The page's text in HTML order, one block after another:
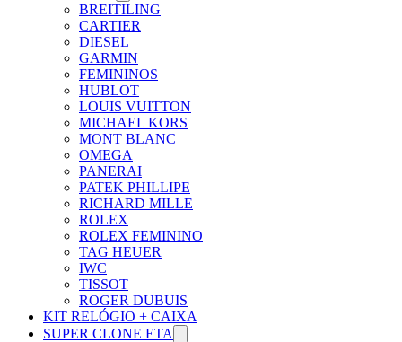
BREITILING
CARTIER
DIESEL
GARMIN
FEMININOS
HUBLOT
LOUIS VUITTON
MICHAEL KORS
MONT BLANC
OMEGA
PANERAI
PATEK PHILLIPE
RICHARD MILLE
ROLEX
ROLEX FEMININO
TAG HEUER
IWC
TISSOT
ROGER DUBUIS
KIT RELÓGIO + CAIXA
SUPER CLONE ETA